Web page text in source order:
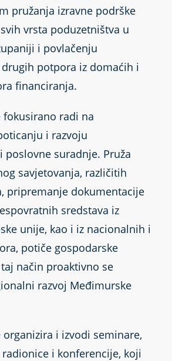
pružanja izravne podrške
vrsta poduzetništva u
i povlačenju
potpora iz domaćih i
financiranja.
fokusirano radi na
i razvoju
poslovne suradnje. Pruža
savjetovanja, različitih
pripremanje dokumentacije
sredstava iz
unije, kao i iz nacionalnih i
potiče gospodarske
način proaktivno se
razvoj Međimurske
organizira i izvodi seminare,
i konferencije, koji